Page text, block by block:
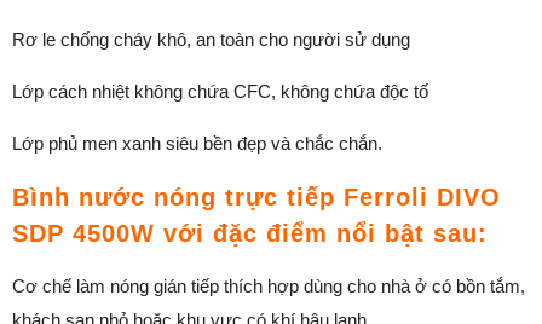
Rơ le chống cháy khô, an toàn cho người sử dụng
Lớp cách nhiệt không chứa CFC, không chứa độc tố
Lớp phủ men xanh siêu bền đẹp và chắc chắn.
Bình nước nóng trực tiếp Ferroli DIVO
SDP 4500W với đặc điểm nổi bật sau:
Cơ chế làm nóng gián tiếp thích hợp dùng cho nhà ở có bồn tắm,